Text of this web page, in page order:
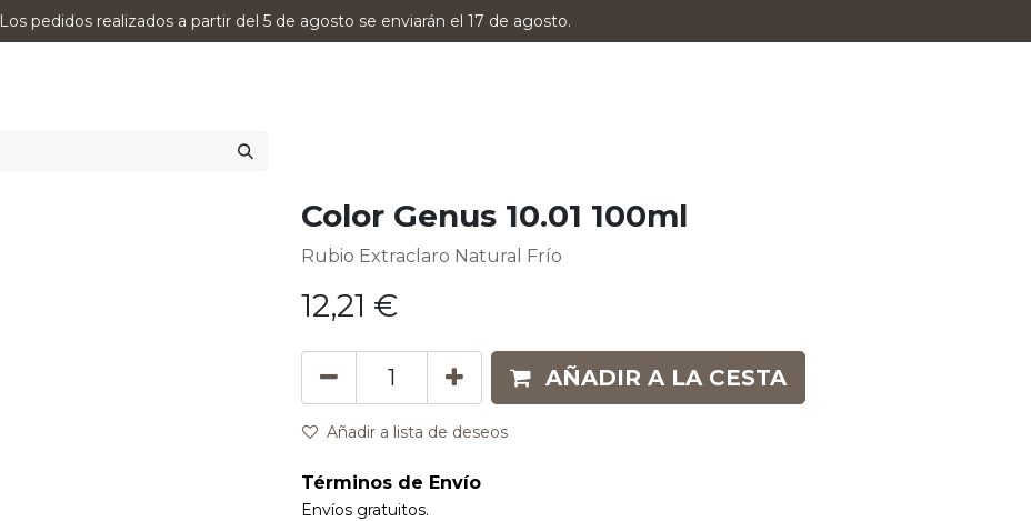
Los pedidos realizados a partir del 5 de agosto se enviarán el 17 de agosto.
Color Genus 10.01 100ml
Rubio Extraclaro Natural Frío
12,21 €
AÑADIR A LA CESTA
Añadir a lista de deseos
Términos de Envío
Envíos gratuitos.